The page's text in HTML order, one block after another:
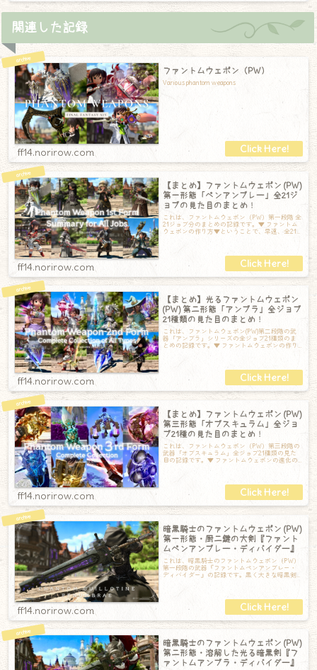
関連した記録
ファントムウェポン（PW）
Various phantom weapons
ff14.norirow.com
【まとめ】ファントムウェポン (PW)
第一形態「ペンアンブレー」全21ジ
ョブの見た目のまとめ！
これは、ファントムウェポン（PW）第一段階 全
21ジョブ分のまとめの記録です。▼ ファントム
ウェポンの作り方▼ということで、早速、全21
ff14.norirow.com
【まとめ】光るファントムウェポン
(PW) 第二形態「アンブラ」全ジョブ
21種類の見た目のまとめ！
これは、ファントムウェポン(PW)第二段階の武
器「アンブラ」シリーズの全ジョブ21種類のま
とめの記録です。▼ ファントムウェポンの作り
ff14.norirow.com
【まとめ】ファントムウェポン (PW)
第三形態「オブスキュラム」全ジョ
ブ21種の見た目のまとめ！
これは、ファントムウェポン（PW）第三段階の
武器「オブスキュラム」全ジョブ21種類の見た
目の記録です。▼ ファントムウェポンの進化の
ff14.norirow.com
暗黒騎士のファントムウェポン (PW)
第一形態・厨二鍵の大剣『ファント
ムペンアンブレー・ディバイダー』
これは、暗黒騎士のファントムウェポン（PW）
第一段階の武器『ファントムペンアンブレー・
ディバイダー』の記録です。黒く大きな暗黒剣
ff14.norirow.com
暗黒騎士のファントムウェポン (PW)
第二形態・溶解した光る暗黒剣『フ
ァントムアンブラ・ディバイダー』